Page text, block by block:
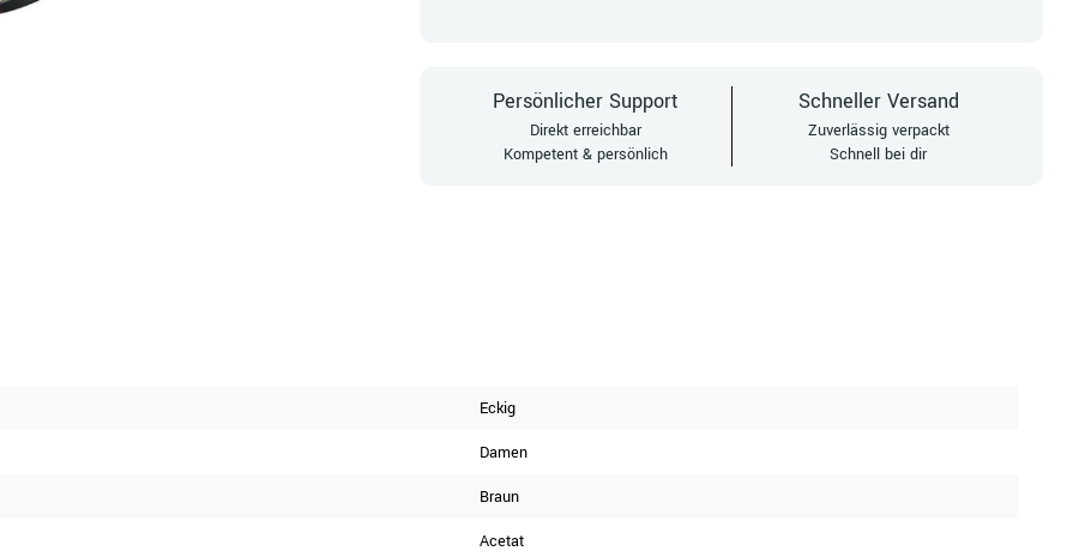
Persönlicher Support
Direkt erreichbar
Kompetent & persönlich
Schneller Versand
Zuverlässig verpackt
Schnell bei dir
Eckig
Damen
Braun
Acetat